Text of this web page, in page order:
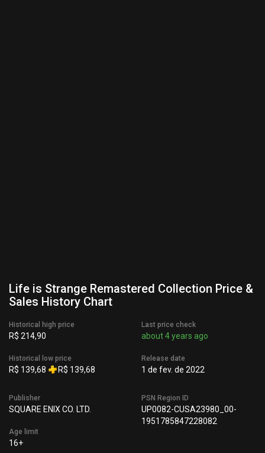
Life is Strange Remastered Collection Price &
Sales History Chart
Historical high price
R$ 214,90
Historical low price
R$ 139,68 R$ 139,68
Last price check
about 4 years ago
Release date
1 de fev. de 2022
Publisher
SQUARE ENIX CO. LTD.
Age limit
16+
PSN Region ID
UP0082-CUSA23980_00-
1951785847228082